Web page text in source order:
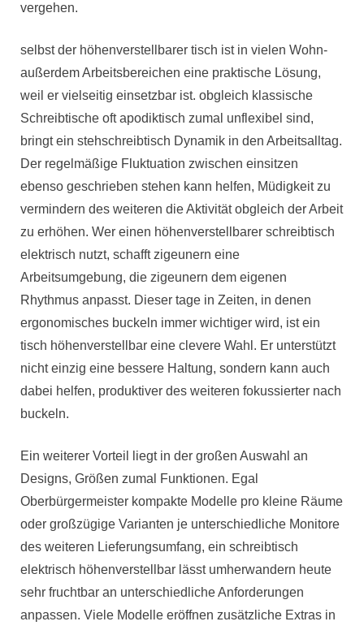
vergehen.
selbst der höhenverstellbarer tisch ist in vielen Wohn-
außerdem Arbeitsbereichen eine praktische Lösung,
weil er vielseitig einsetzbar ist. obgleich klassische
Schreibtische oft apodiktisch zumal unflexibel sind,
bringt ein stehschreibtisch Dynamik in den Arbeitsalltag.
Der regelmäßige Fluktuation zwischen einsitzen
ebenso geschrieben stehen kann helfen, Müdigkeit zu
vermindern des weiteren die Aktivität obgleich der Arbeit
zu erhöhen. Wer einen höhenverstellbarer schreibtisch
elektrisch nutzt, schafft zigeunern eine
Arbeitsumgebung, die zigeunern dem eigenen
Rhythmus anpasst. Dieser tage in Zeiten, in denen
ergonomisches buckeln immer wichtiger wird, ist ein
tisch höhenverstellbar eine clevere Wahl. Er unterstützt
nicht einzig eine bessere Haltung, sondern kann auch
dabei helfen, produktiver des weiteren fokussierter nach
buckeln.
Ein weiterer Vorteil liegt in der großen Auswahl an
Designs, Größen zumal Funktionen. Egal
Oberbürgermeister kompakte Modelle pro kleine Räume
oder großzügige Varianten je unterschiedliche Monitore
des weiteren Lieferungsumfang, ein schreibtisch
elektrisch höhenverstellbar lässt umherwandern heute
sehr fruchtbar an unterschiedliche Anforderungen
anpassen. Viele Modelle eröffnen zusätzliche Extras in